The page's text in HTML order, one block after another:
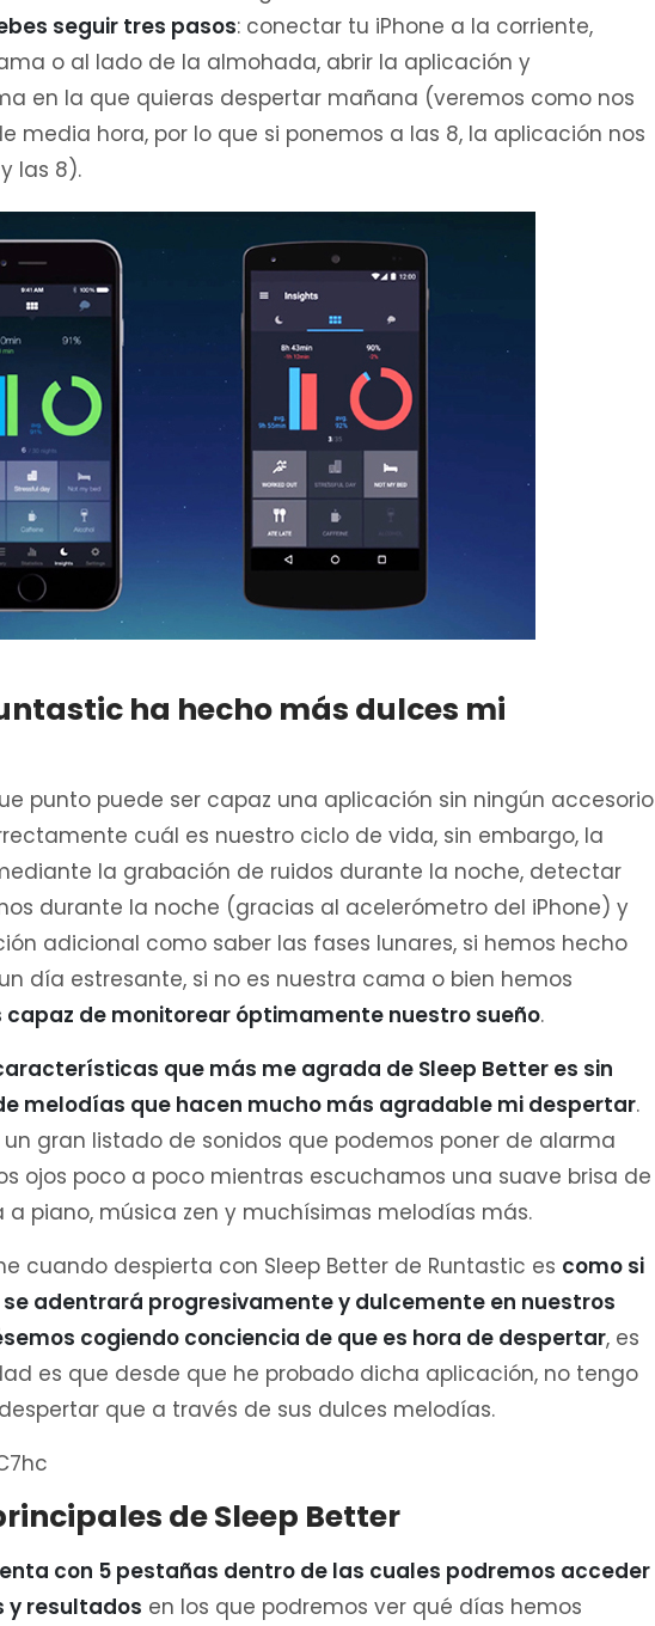
seguir tres pasos: conectar tu iPhone a la corriente,
o al lado de la almohada, abrir la aplicación y
en la que quieras despertar mañana (veremos como nos
media hora, por lo que si ponemos a las 8, la aplicación nos
las 8).
ha hecho más dulces mi
punto puede ser capaz una aplicación sin ningún accesorio
cuál es nuestro ciclo de vida, sin embargo, la
la grabación de ruidos durante la noche, detectar
durante la noche (gracias al acelerómetro del iPhone) y
adicional como saber las fases lunares, si hemos hecho
día estresante, si no es nuestra cama o bien hemos
capaz de monitorear óptimamente nuestro sueño.
que más me agrada de Sleep Better es sin
melodías que hacen mucho más agradable mi despertar.
gran listado de sonidos que podemos poner de alarma
ojos poco a poco mientras escuchamos una suave brisa de
piano, música zen y muchísimas melodías más.
cuando despierta con Sleep Better de Runtastic es como si
adentrará progresivamente y dulcemente en nuestros
cogiendo conciencia de que es hora de despertar, es
es que desde que he probado dicha aplicación, no tengo
que a través de sus dulces melodías.
de Sleep Better
con 5 pestañas dentro de las cuales podremos acceder
resultados en los que podremos ver qué días hemos